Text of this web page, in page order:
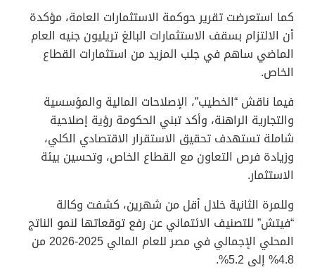
كما استعرضت تقرير حوكمة الاستثمارات العامة، مؤكدة
أن الالتزام بسقف الاستثمارات البالغ تريليون جنيه العام
الماضي ساهم في جلب المزيد من استثمارات القطاع
الخاص.
فيما ناقش “الخطيب”، الإصلاحات المالية والمؤسسية
والتجارية الراهنة، وأكد تبني الحكومة رؤية إصلاحية
شاملة تستهدف تحقيق الاستقرار الاقتصادي الكلي،
وزيادة فرص التعاون مع القطاع الخاص، وتحسين بيئة
الاستثمار.
وللمرة الثانية خلال أقل من شهرين، كشفت وكالة
“فيتش” للتصنيف الائتماني عن رفع توقعاتها لنمو الناتج
المحلي الإجمالي في مصر للعام المالي 2025-2026 من
4.8% إلى 5.2%.